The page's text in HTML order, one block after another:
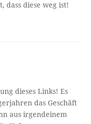
dass diese weg ist!
dieses Links! Es
das Geschäft
aus irgendeinem